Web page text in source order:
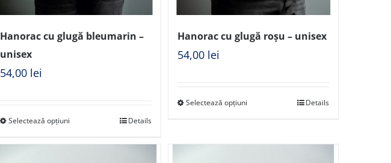
Hanorac cu glugă bleumarin –
unisex
54,00 lei
Selectează opțiuni Details
Hanorac cu glugă roșu – unisex
54,00 lei
Selectează opțiuni Details